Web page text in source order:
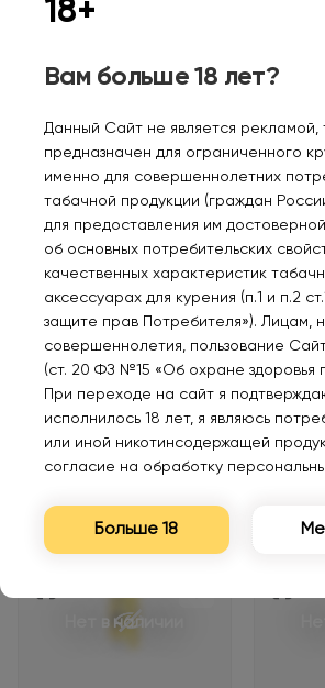
VLAGA КИСЛЯК Кислый
310₽
Уведомить
310₽
Нет в наличии
VLAGA КИСЛЯК Кислый
ежевичный мохито
30мл.20мг.
310₽
Нет в наличии
18+
Вам больше 18 лет?
Данный Сайт не является рекламой,
предназначен для ограниченного
именно для совершеннолетних
табачной продукции (граждан
для предоставления им
об основных потребительских
качественных характеристик
аксессуарах для курения (п.1 и п.2
защите прав Потребителя»). Лицам,
совершеннолетия, пользование
(ст. 20 ФЗ №15 «Об охране здоровья
При переходе на сайт я
исполнилось 18 лет, я являюсь
или иной никотинсодержащей
согласие на обработку
Больше 18